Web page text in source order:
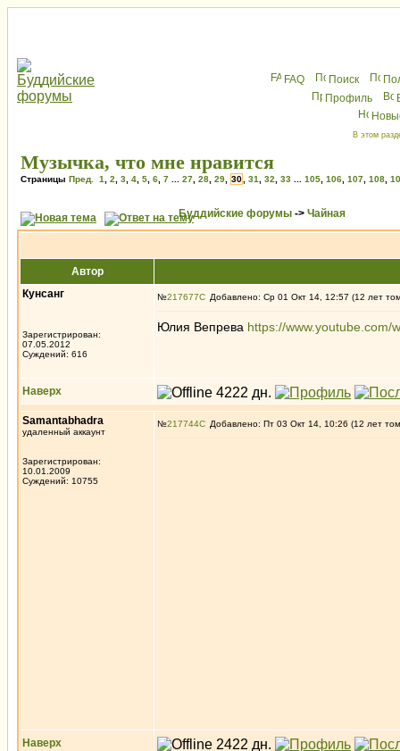
FAQ Поиск
Профиль
В этом
Музычка, что мне нравится
Страницы Пред. 1 2 3 4 5 6 7 27 28 29 30 31 32 33 105 106 107 108
Буддийские форумы -> Чайная
Автор
Кунсанг
Зарегистрирован:
07.05.2012
Суждений: 616
№217677 Добавлено: Ср 01 Окт 14, 12:57 (12 лет
Юлия Вепрева https://www.youtube.com/
Наверх
Samantabhadra
удаленный аккаунт
Зарегистрирован:
10.01.2009
Суждений: 10755
№217744 Добавлено: Пт 03 Окт 14, 10:26 (12 лет
Наверх